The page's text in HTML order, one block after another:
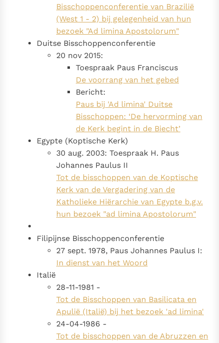
Bisschoppenconferentie van Brazilië
(West 1 - 2) bij gelegenheid van hun
bezoek "Ad limina Apostolorum"
Duitse Bisschoppenconferentie
20 nov 2015:
Toespraak Paus Franciscus
De voorrang van het gebed
Bericht:
Paus bij 'Ad limina' Duitse
Bisschoppen: ‘De hervorming van
de Kerk begint in de Biecht’
Egypte (Koptische Kerk)
30 aug. 2003: Toespraak H. Paus
Johannes Paulus II
Tot de bisschoppen van de Koptische
Kerk van de Vergadering van de
Katholieke Hiërarchie van Egypte b.g.v.
hun bezoek "ad limina Apostolorum"
Filipijnse Bisschoppenconferentie
27 sept. 1978, Paus Johannes Paulus I:
In dienst van het Woord
Italië
28-11-1981 -
Tot de Bisschoppen van Basilicata en
Apulië (Italië) bij het bezoek 'ad limina'
24-04-1986 -
Tot de bisschoppen van de Abruzzen en